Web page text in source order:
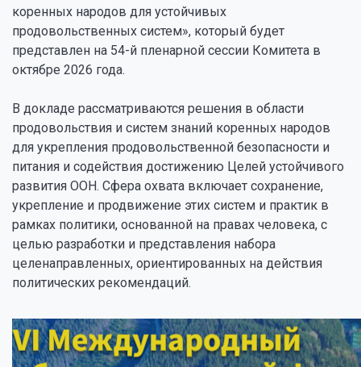
коренных народов для устойчивых
продовольственных систем», который будет
представлен на 54-й пленарной сессии Комитета в
октябре 2026 года.
В докладе рассматриваются решения в области
продовольствия и систем знаний коренных народов
для укрепления продовольственной безопасности и
питания и содействия достижению Целей устойчивого
развития ООН. Сфера охвата включает сохранение,
укрепление и продвижение этих систем и практик в
рамках политики, основанной на правах человека, с
целью разработки и представления набора
целенаправленных, ориентированных на действия
политических рекомендаций.